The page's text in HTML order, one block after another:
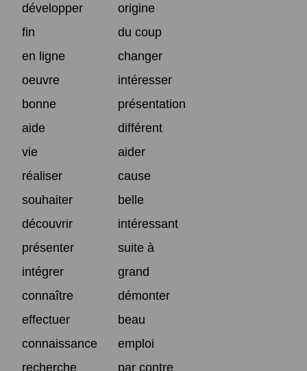
développer
origine
fin
du coup
en ligne
changer
oeuvre
intéresser
bonne
présentation
aide
différent
vie
aider
réaliser
cause
souhaiter
belle
découvrir
intéressant
présenter
suite à
intégrer
grand
connaître
démonter
effectuer
beau
connaissance
emploi
recherche
par contre